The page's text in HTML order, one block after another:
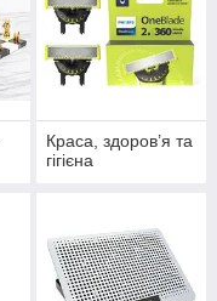
Краса, здоров’я та
гігієна